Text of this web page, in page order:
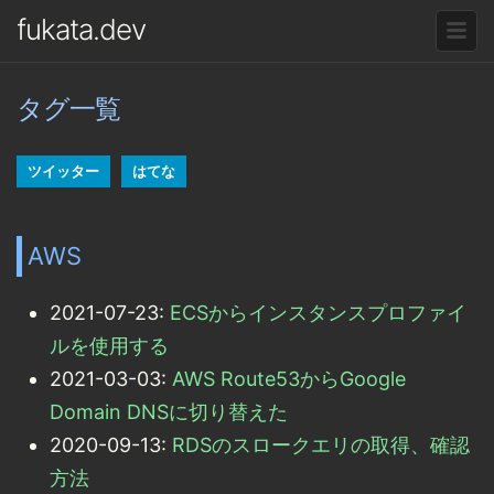
fukata.dev
タグ一覧
ツイッター はてな
AWS
2021-07-23: ECSからインスタンスプロファイ
ルを使用する
2021-03-03: AWS Route53からGoogle
Domain DNSに切り替えた
2020-09-13: RDSのスロークエリの取得、確認
方法